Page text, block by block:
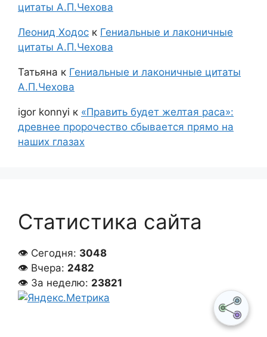
цитаты А.П.Чехова
Леонид Ходос к Гениальные и лаконичные
цитаты А.П.Чехова
Татьяна к Гениальные и лаконичные цитаты
А.П.Чехова
igor konnyi к «Править будет желтая раса»:
древнее пророчество сбывается прямо на
наших глазах
Статистика сайта
👁 Сегодня: 3048
👁 Вчера: 2482
👁 За неделю: 23821